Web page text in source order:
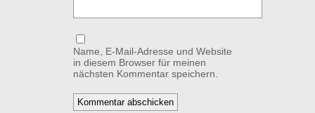
Name, E-Mail-Adresse und Website
in diesem Browser für meinen
nächsten Kommentar speichern.